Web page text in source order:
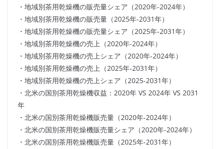
・地域別茶用乾燥機の販売量シェア（2020年-2024年）
・地域別茶用乾燥機の販売量（2025年-2031年）
・地域別茶用乾燥機の販売量シェア（2025年-2031年）
・地域別茶用乾燥機の売上（2020年-2024年）
・地域別茶用乾燥機の売上シェア（2020年-2024年）
・地域別茶用乾燥機の売上（2025年-2031年）
・地域別茶用乾燥機の売上シェア（2025-2031年）
・北米の国別茶用乾燥機収益：2020年 VS 2024年 VS 2031
年
・北米の国別茶用乾燥機販売量（2020年-2024年）
・北米の国別茶用乾燥機販売量シェア（2020年-2024年）
・北米の国別茶用乾燥機販売量（2025年-2031年）